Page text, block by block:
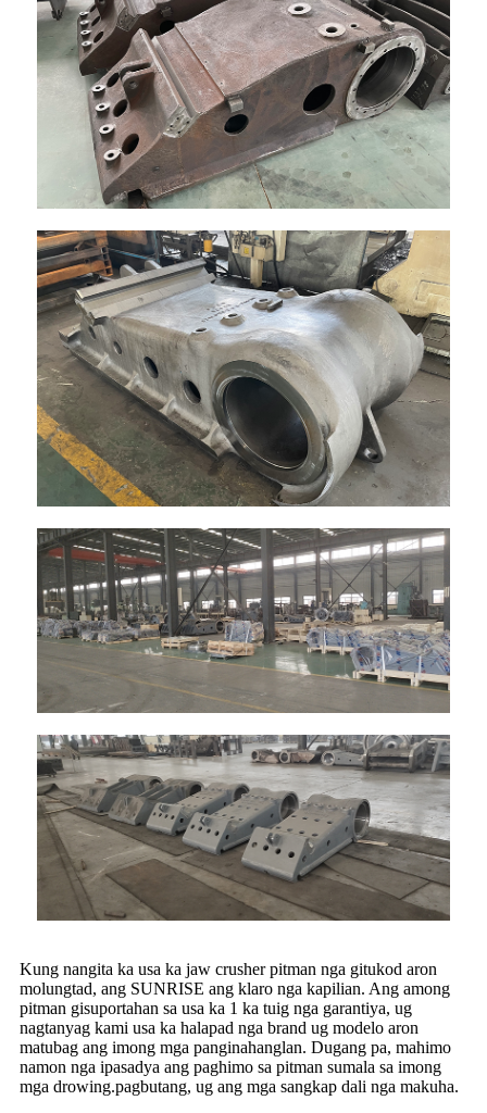
Kung nangita ka usa ka jaw crusher pitman nga gitukod aron
molungtad, ang SUNRISE ang klaro nga kapilian. Ang among
pitman gisuportahan sa usa ka 1 ka tuig nga garantiya, ug
nagtanyag kami usa ka halapad nga brand ug modelo aron
matubag ang imong mga panginahanglan. Dugang pa, mahimo
namon nga ipasadya ang paghimo sa pitman sumala sa imong
mga drowing.pagbutang, ug ang mga sangkap dali nga makuha.